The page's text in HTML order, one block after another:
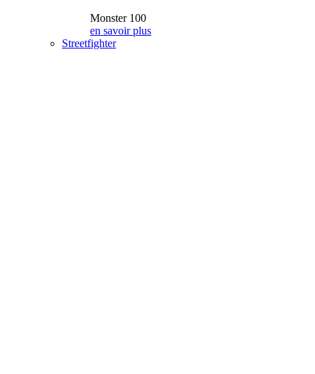
Monster 100
en savoir plus
Streetfighter